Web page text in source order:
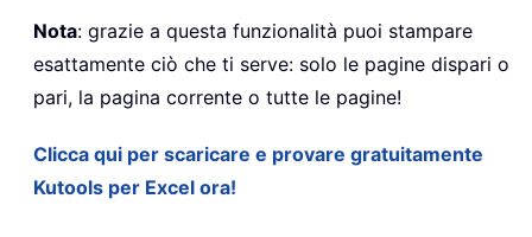
Nota: grazie a questa funzionalità puoi stampare
esattamente ciò che ti serve: solo le pagine dispari o
pari, la pagina corrente o tutte le pagine!
Clicca qui per scaricare e provare gratuitamente
Kutools per Excel ora!